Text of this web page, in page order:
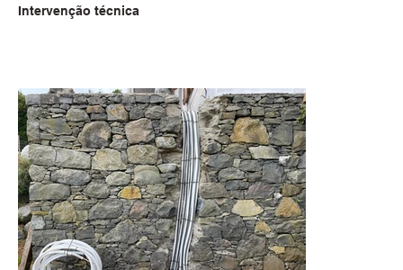
Intervenção técnica